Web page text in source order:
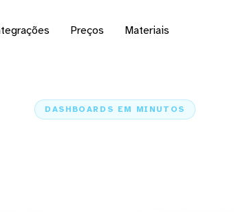
Preços Materiais
DASHBOARDS EM MINUTOS